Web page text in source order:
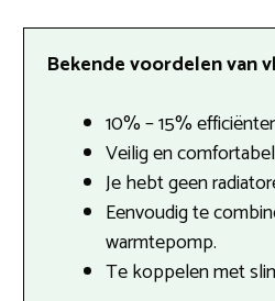
Bekende voordelen van
10% – 15%
Veilig en
Je hebt geen
Eenvoudig te
warmtepomp.
Te koppelen met